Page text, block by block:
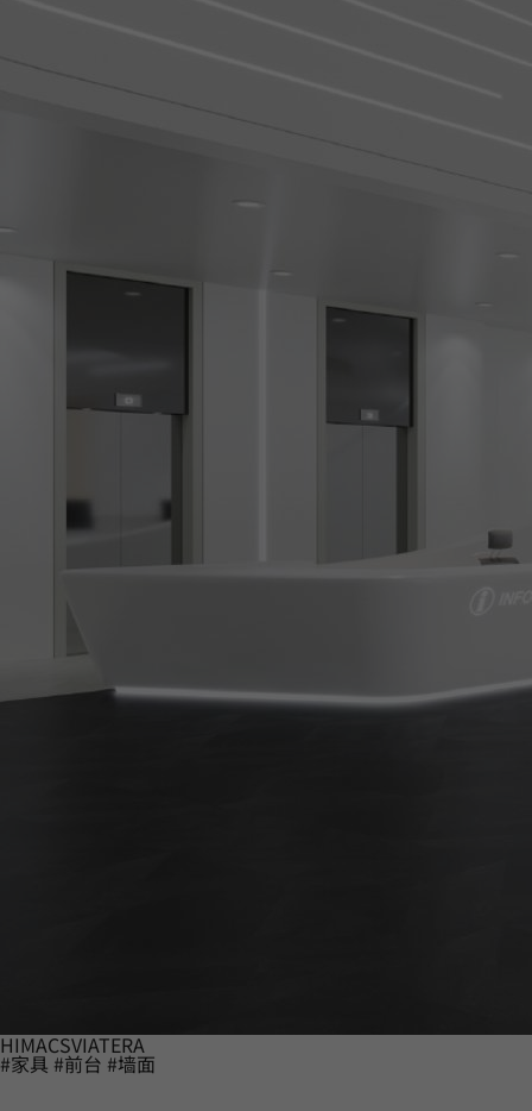
HIMACSVIATERA
#家具 #前台 #墙面